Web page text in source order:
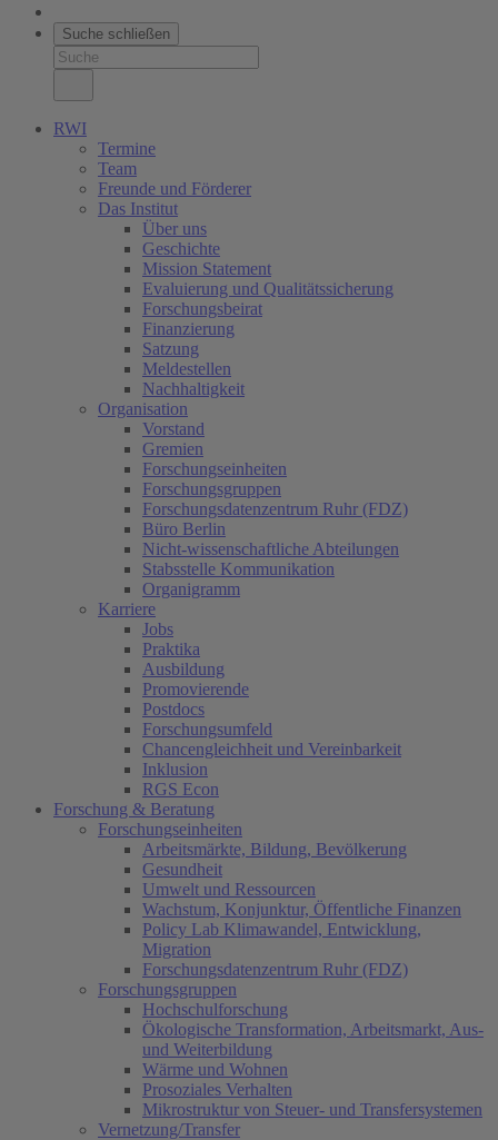
Suche schließen
RWI
Termine
Team
Freunde und Förderer
Das Institut
Über uns
Geschichte
Mission Statement
Evaluierung und Qualitätssicherung
Forschungsbeirat
Finanzierung
Satzung
Meldestellen
Nachhaltigkeit
Organisation
Vorstand
Gremien
Forschungseinheiten
Forschungsgruppen
Forschungsdatenzentrum Ruhr (FDZ)
Büro Berlin
Nicht-wissenschaftliche Abteilungen
Stabsstelle Kommunikation
Organigramm
Karriere
Jobs
Praktika
Ausbildung
Promovierende
Postdocs
Forschungsumfeld
Chancengleichheit und Vereinbarkeit
Inklusion
RGS Econ
Forschung & Beratung
Forschungseinheiten
Arbeitsmärkte, Bildung, Bevölkerung
Gesundheit
Umwelt und Ressourcen
Wachstum, Konjunktur, Öffentliche Finanzen
Policy Lab Klimawandel, Entwicklung,
Migration
Forschungsdatenzentrum Ruhr (FDZ)
Forschungsgruppen
Hochschulforschung
Ökologische Transformation, Arbeitsmarkt, Aus-
und Weiterbildung
Wärme und Wohnen
Prosoziales Verhalten
Mikrostruktur von Steuer- und Transfersystemen
Vernetzung/Transfer